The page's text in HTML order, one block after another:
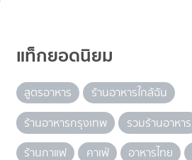
แท็กยอดนิยม
สูตรอาหาร
ร้านอาหารใกล้ฉัน
ร้านอาหารกรุงเทพ
รวมร้านอาหาร
ร้านกาแฟ
คาเฟ่ อาหารไทย